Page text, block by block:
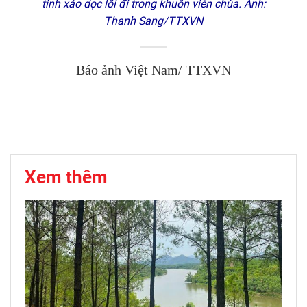
tinh xảo dọc lối đi trong khuôn viên chùa. Ảnh:
Thanh Sang/TTXVN
Báo ảnh Việt Nam/ TTXVN
Xem thêm